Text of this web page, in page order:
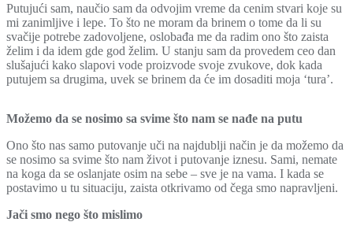
Putujući sam, naučio sam da odvojim vreme da cenim stvari koje su
mi zanimljive i lepe. To što ne moram da brinem o tome da li su
svačije potrebe zadovoljene, oslobađa me da radim ono što zaista
želim i da idem gde god želim. U stanju sam da provedem ceo dan
slušajući kako slapovi vode proizvode svoje zvukove, dok kada
putujem sa drugima, uvek se brinem da će im dosaditi moja ‘tura’.
Možemo da se nosimo sa svime što nam se nađe na putu
Ono što nas samo putovanje uči na najdublji način je da možemo da
se nosimo sa svime što nam život i putovanje iznesu. Sami, nemate
na koga da se oslanjate osim na sebe – sve je na vama. I kada se
postavimo u tu situaciju, zaista otkrivamo od čega smo napravljeni.
Jači smo nego što mislimo